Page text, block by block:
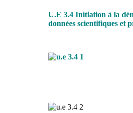
U.E 3.4 Initiation à la
données scientifiques et